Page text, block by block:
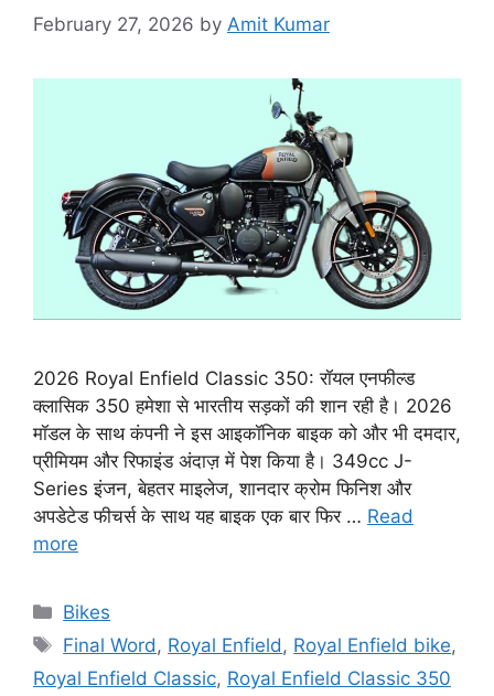
February 27, 2026 by Amit Kumar
2026 Royal Enfield Classic 350: रॉयल एनफील्ड
क्लासिक 350 हमेशा से भारतीय सड़कों की शान रही है। 2026
मॉडल के साथ कंपनी ने इस आइकॉनिक बाइक को और भी दमदार,
प्रीमियम और रिफाइंड अंदाज़ में पेश किया है। 349cc J-
Series इंजन, बेहतर माइलेज, शानदार क्रोम फिनिश और
अपडेटेड फीचर्स के साथ यह बाइक एक बार फिर … Read
more
Categories
Bikes
Tags
Final Word , Royal Enfield , Royal Enfield bike,
Royal Enfield Classic, Royal Enfield Classic 350